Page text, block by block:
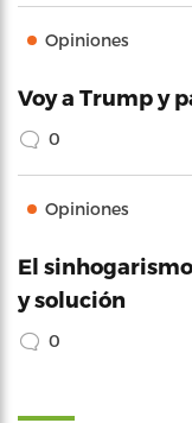
Opiniones
Voy a Trump y
0
Opiniones
El
y solución
0